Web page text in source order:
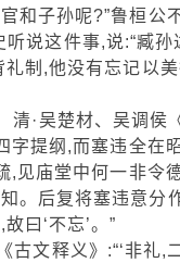
和子孙呢?”鲁桓公
这件事,说:“臧孙
制,他没有忘记以
吴楚材、吴调侯《
字提纲,而塞违全在
,见庙堂中何一非令
。后复将塞违意分
曰‘不忘’。”
文释义》:“‘非礼,